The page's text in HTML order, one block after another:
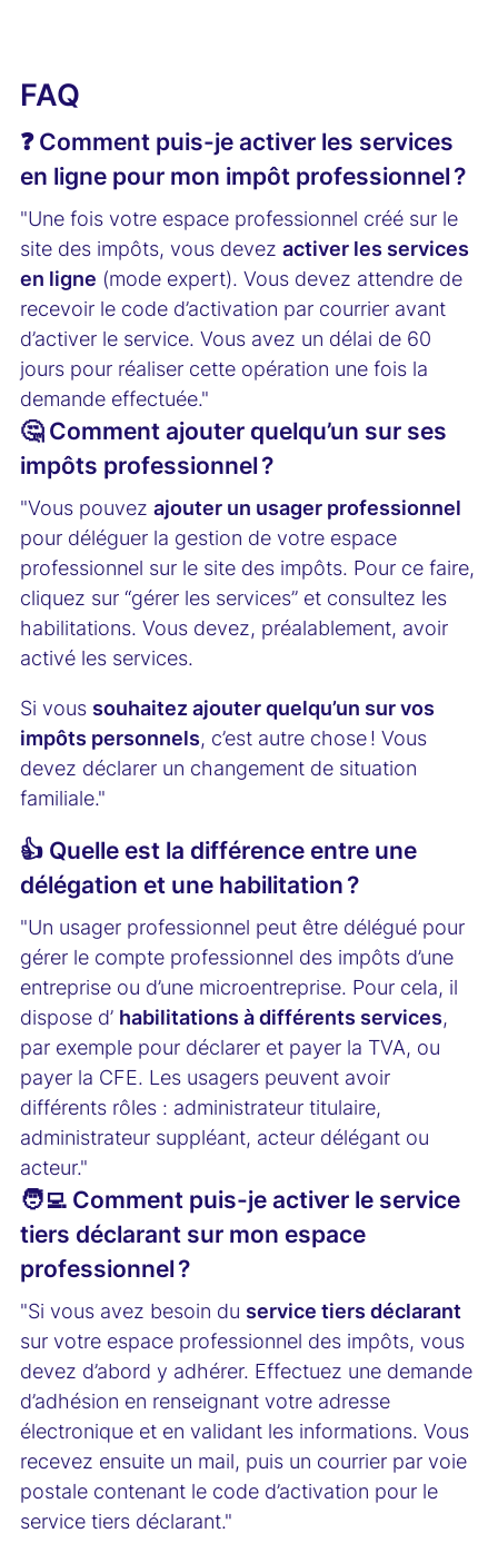
FAQ
❓ Comment puis-je activer les services
en ligne pour mon impôt professionnel ?
"Une fois votre espace professionnel créé sur le
site des impôts, vous devez activer les services
en ligne (mode expert). Vous devez attendre de
recevoir le code d’activation par courrier avant
d’activer le service. Vous avez un délai de 60
jours pour réaliser cette opération une fois la
demande effectuée."
🤔 Comment ajouter quelqu’un sur ses
impôts professionnel ?
"Vous pouvez ajouter un usager professionnel
pour déléguer la gestion de votre espace
professionnel sur le site des impôts. Pour ce faire,
cliquez sur “gérer les services” et consultez les
habilitations. Vous devez, préalablement, avoir
activé les services.
Si vous souhaitez ajouter quelqu’un sur vos
impôts personnels, c’est autre chose ! Vous
devez déclarer un changement de situation
familiale."
👍 Quelle est la différence entre une
délégation et une habilitation ?
"Un usager professionnel peut être délégué pour
gérer le compte professionnel des impôts d’une
entreprise ou d’une microentreprise. Pour cela, il
dispose d’ habilitations à différents services,
par exemple pour déclarer et payer la TVA, ou
payer la CFE. Les usagers peuvent avoir
différents rôles : administrateur titulaire,
administrateur suppléant, acteur délégant ou
acteur."
🧑‍💻 Comment puis-je activer le service
tiers déclarant sur mon espace
professionnel ?
"Si vous avez besoin du service tiers déclarant
sur votre espace professionnel des impôts, vous
devez d’abord y adhérer. Effectuez une demande
d’adhésion en renseignant votre adresse
électronique et en validant les informations. Vous
recevez ensuite un mail, puis un courrier par voie
postale contenant le code d’activation pour le
service tiers déclarant."